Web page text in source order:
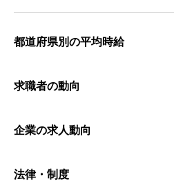
都道府県別の平均時給
求職者の動向
企業の求人動向
法律・制度